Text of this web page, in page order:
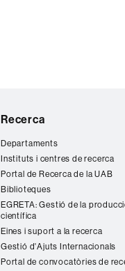
Recerca
Departaments
Instituts i centres de recerca
Portal de Recerca de la UAB
Biblioteques
EGRETA: Gestió de la
científica
Eines i suport a la recerca
Gestió d'Ajuts Internacionals
Portal de convocatòries de